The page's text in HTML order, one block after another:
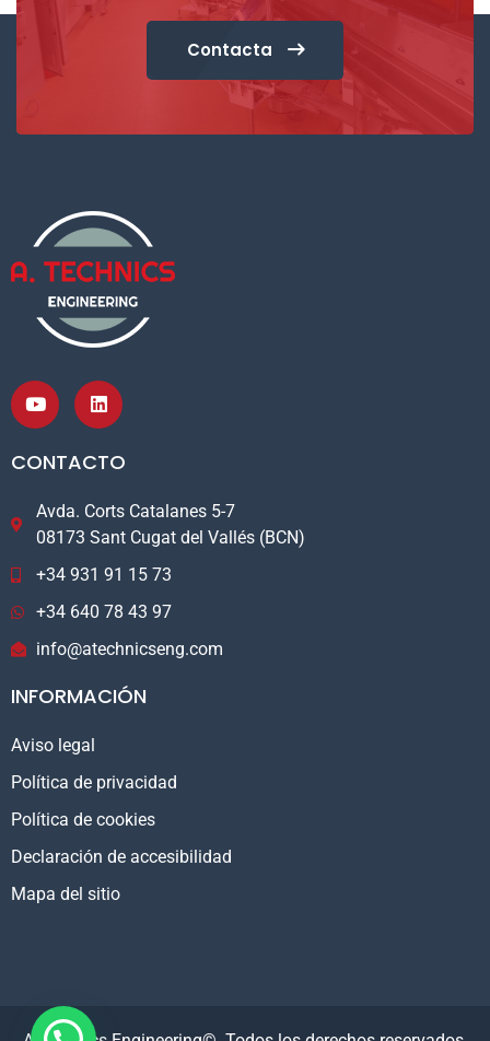
Contacta
CONTACTO
Avda. Corts Catalanes 5-7
08173 Sant Cugat del Vallés (BCN)
+34 931 91 15 73
+34 640 78 43 97
info@atechnicseng.com
INFORMACIÓN
Aviso legal
Política de privacidad
Política de cookies
Declaración de accesibilidad
Mapa del sitio